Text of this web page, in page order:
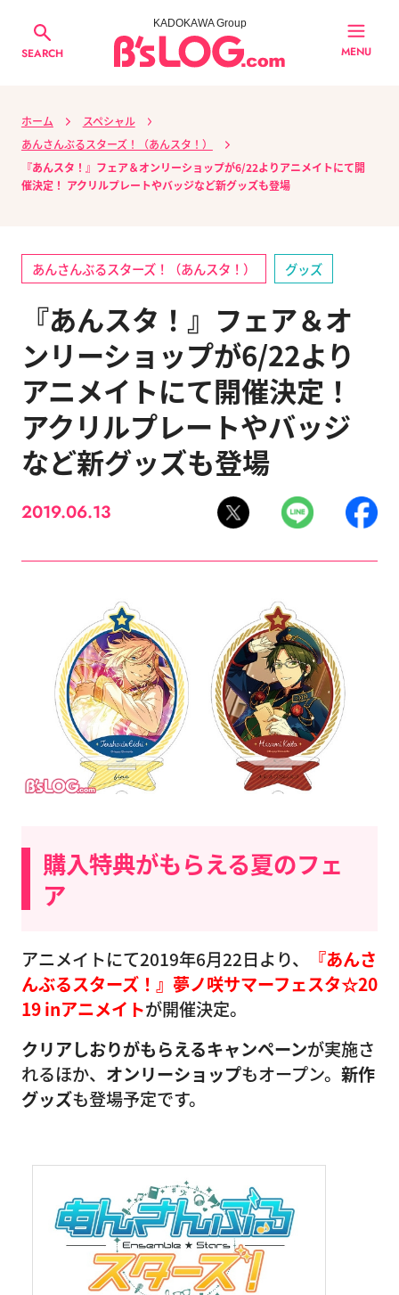
SEARCH
KADOKAWA Group
MENU
ホーム
スペシャル
あんさんぶるスターズ！（あんスタ！）
『あんスタ！』フェア＆オンリーショップが6/22よりアニメイトにて開
催決定！ アクリルプレートやバッジなど新グッズも登場
あんさんぶるスターズ！（あんスタ！） グッズ
『あんスタ！』フェア＆オ
ンリーショップが6/22より
アニメイトにて開催決定！
アクリルプレートやバッジ
など新グッズも登場
2019.06.13
購入特典がもらえる夏のフェ
ア
アニメイトにて2019年6月22日より、
『あんさ
んぶるスターズ！』夢ノ咲サマーフェスタ☆20
19 inアニメイトが開催決定。
クリアしおりがもらえるキャンペーンが実施さ
れるほか、 オンリーショップもオープン。 新作
グッズも登場予定です。